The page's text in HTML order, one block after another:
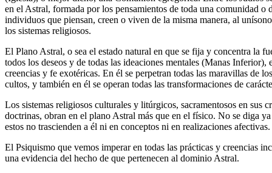
en el Astral, formada por los pensamientos de toda una comunidad o
individuos que piensan, creen o viven de la misma manera, al
los sistemas religiosos.
El Plano Astral, o sea el estado natural en que se fija y concentra la
todos los deseos y de todas las ideaciones mentales (Manas
creencias y fe exotéricas. En él se perpetran todas las maravillas de
cultos, y también en él se operan todas las transformaciones de
Los sistemas religiosos culturales y litúrgicos, sacramentosos en sus
doctrinas, obran en el plano Astral más que en el físico. No se diga
estos no trascienden a él ni en conceptos ni en realizaciones afectivas.
El Psiquismo que vemos imperar en todas las prácticas y creencias
una evidencia del hecho de que pertenecen al dominio Astral.